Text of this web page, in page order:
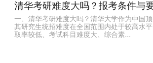
清华考研难度大吗？报考条件与
一、清华考研难度大吗？清华大学作为中国顶
其研究生统招难度在全国范围内处于较高水
取率较低、考试科目难度大、综合素...